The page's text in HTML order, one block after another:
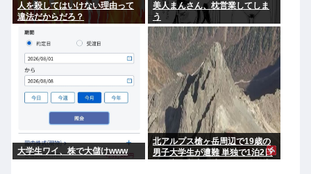
人を殺してはいけない理由って
違法だからだろ？
美人まんさん、枕営業してしま
う
大学生ワイ、株で大儲けwww
北アルプス槍ヶ岳周辺で19歳の
男子大学生が遭難 単独で1泊2日